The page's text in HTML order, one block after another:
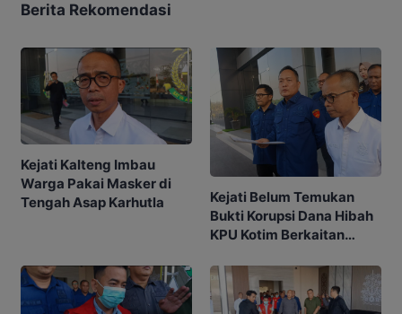
Berita Rekomendasi
Kejati Kalteng Imbau
Warga Pakai Masker di
Tengah Asap Karhutla
Kejati Belum Temukan
Bukti Korupsi Dana Hibah
KPU Kotim Berkaitan